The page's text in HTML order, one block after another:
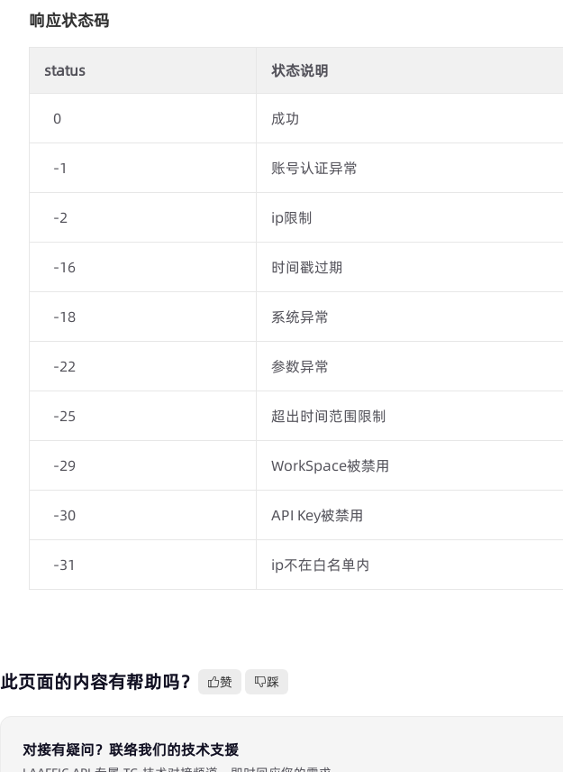
响应状态码
status 状态说明
0 成功
-1 账号认证异常
-2 ip限制
-16 时间戳过期
-18 系统异常
-22 参数异常
-25 超出时间范围限制
-29 WorkSpace被禁用
-30 API Key被禁用
-31 ip不在白名单内
此页面的内容有帮助吗？ 赞 踩
对接有疑问？联络我们的技术支援